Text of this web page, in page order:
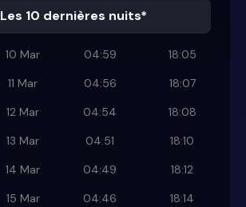
Les 10 dernières nuits*
10 Mar 04:59
18:05
11 Mar 04:56
18:07
12 Mar 04:54
18:08
13 Mar 04:51
18:10
14 Mar 04:49
18:12
15 Mar 04:46
18:14